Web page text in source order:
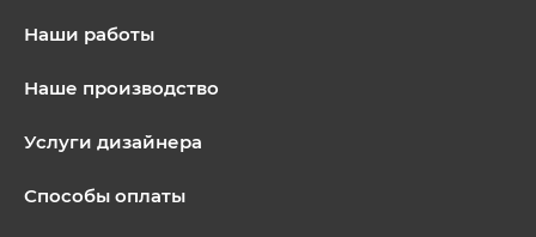
Наши работы
Наше производство
Услуги дизайнера
Способы оплаты